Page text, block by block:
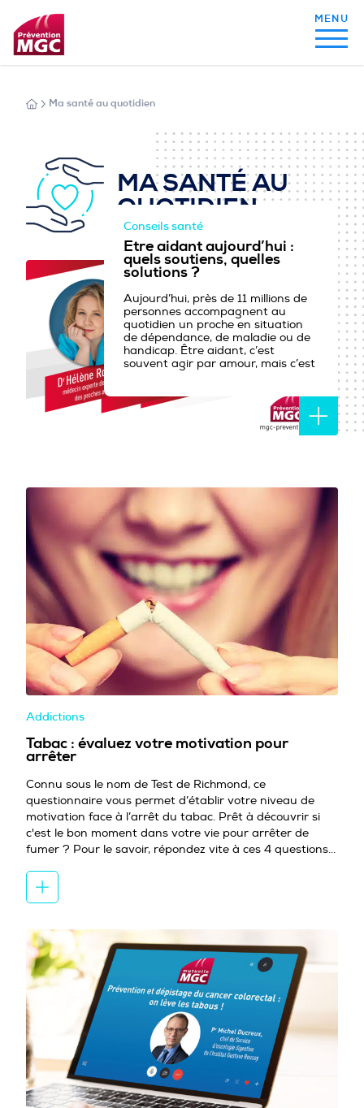
MON ALIMENTATION
MON SOMMEIL
MON ACTIVITÉ PHYSIQUE
MA SANTÉ AU QUOTIDIEN
PROFESSIONNELS DE LA PRÉVENTION
Ma santé au quotidien
MA SANTÉ AU
QUOTIDIEN
Conseils santé
Etre aidant aujourd’hui :
quels soutiens, quelles
solutions ?
Aujourd’hui, près de 11 millions de
personnes accompagnent au
quotidien un proche en situation
de dépendance, de maladie ou de
handicap. Être aidant, c’est
souvent agir par amour, mais c’est
fatigue, isolement... Alors vers qui
se tourner pour être soutenu,
informé ou accompagné dans son
Addictions
Tabac : évaluez votre motivation pour
arrêter
Connu sous le nom de Test de Richmond, ce
questionnaire vous permet d’établir votre niveau de
motivation face à l’arrêt du tabac. Prêt à découvrir si
c'est le bon moment dans votre vie pour arrêter de
fumer ? Pour le savoir, répondez vite à ces 4 questions...